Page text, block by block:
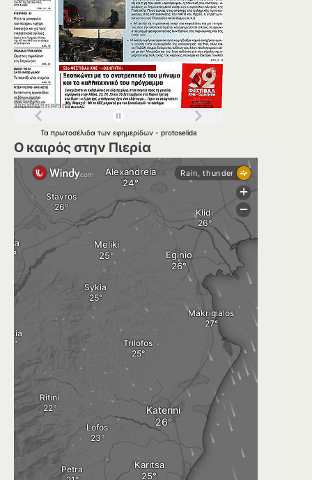
Τα πρωτοσέλιδα των εφημερίδων - protoselida
Ο καιρός στην Πιερία